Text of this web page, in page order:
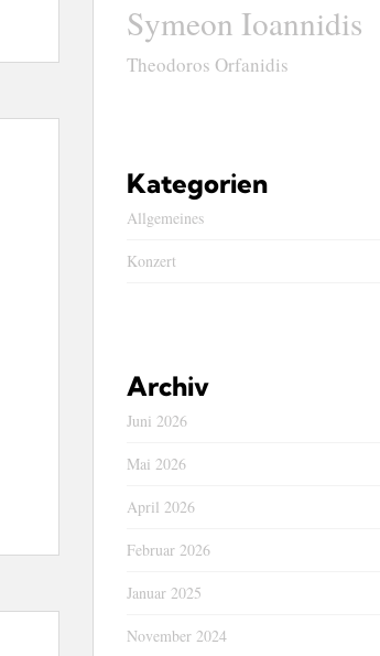
Symeon Ioannidis
Theodoros Orfanidis
Kategorien
Allgemeines
Konzert
Archiv
Juni 2026
Mai 2026
April 2026
Februar 2026
Januar 2025
November 2024